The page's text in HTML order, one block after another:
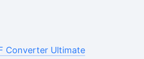
Converter Ultimate